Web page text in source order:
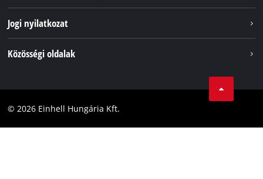
Az Einhell világszerte
Jogi nyilatkozat
Akadálymentesítési Nyilatkozat
Közösségi oldalak
Facebook
© 2026 Einhell Hungária Kft.